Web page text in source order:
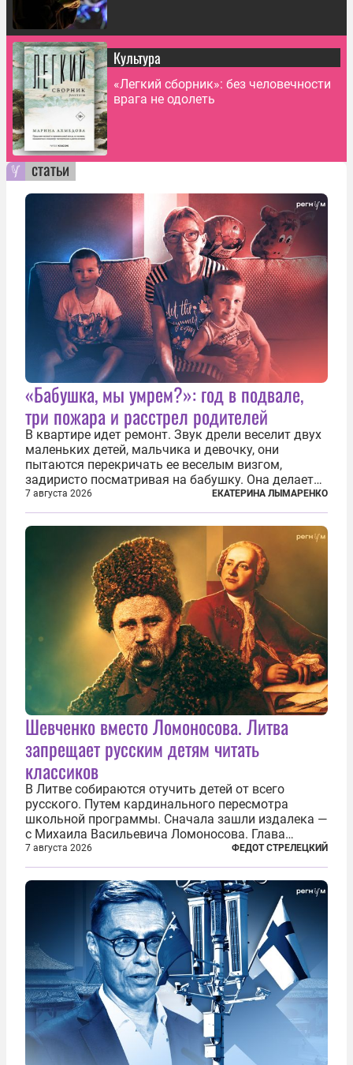
Культура
«Легкий сборник»: без человечности
врага не одолеть
статьи
«Бабушка, мы умрем?»: год в подвале,
три пожара и расстрел родителей
В квартире идет ремонт. Звук дрели веселит двух
маленьких детей, мальчика и девочку, они
пытаются перекричать ее веселым визгом,
задиристо посматривая на бабушку. Она делает
им замечание, но внуки чувствуют, что она
сердится невсерьез. И это правда: дрель, конечно,
сверлит противно, но всё...
7 августа 2026 ЕКАТЕРИНА ЛЫМАРЕНКО
Шевченко вместо Ломоносова. Литва
запрещает русским детям читать
классиков
В Литве собираются отучить детей от всего
русского. Путем кардинального пересмотра
школьной программы. Сначала зашли издалека —
с Михаила Васильевича Ломоносова. Глава
правительства Литвы Миндаугас Синкявичюс
предложил исключить его тексты из программ
общего образования. Мотивировал он это тем,
7 августа 2026 ФЕДОТ СТРЕЛЕЦКИЙ